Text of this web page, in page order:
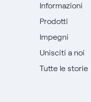
Informazioni
Prodotti
Impegni
Unisciti a noi
Tutte le storie